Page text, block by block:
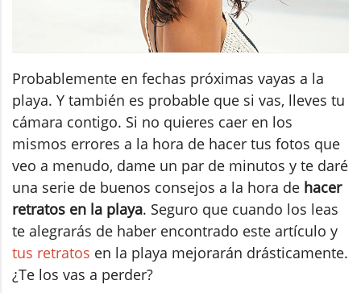
Probablemente en fechas próximas vayas a la
playa. Y también es probable que si vas, lleves tu
cámara contigo. Si no quieres caer en los
mismos errores a la hora de hacer tus fotos que
veo a menudo, dame un par de minutos y te daré
una serie de buenos consejos a la hora de hacer
retratos en la playa. Seguro que cuando los leas
te alegrarás de haber encontrado este artículo y
tus retratos en la playa mejorarán drásticamente.
¿Te los vas a perder?